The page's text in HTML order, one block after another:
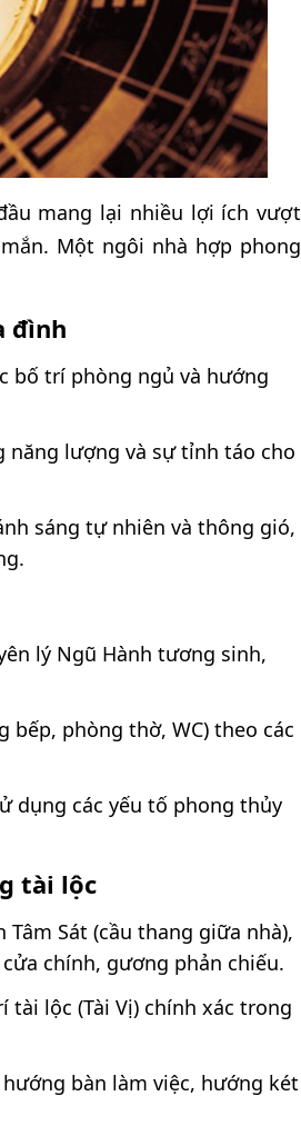
mang lại nhiều lợi ích vượt
Một ngôi nhà hợp phong
đình
bố trí phòng ngủ và hướng
lượng và sự tỉnh táo cho
sáng tự nhiên và thông gió,
lý Ngũ Hành tương sinh,
bếp, phòng thờ, WC) theo các
dụng các yếu tố phong thủy
tài lộc
Sát (cầu thang giữa nhà),
chính, gương phản chiếu.
tài lộc (Tài Vị) chính xác trong
bàn làm việc, hướng két